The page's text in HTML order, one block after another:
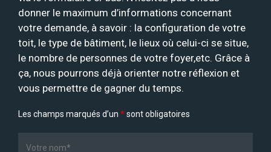
donner le maximum d’informations concernant
votre demande, à savoir : la configuration de votre
toit, le type de bâtiment, le lieux où celui-ci se situe,
le nombre de personnes de votre foyer,etc. Grâce à
ça, nous pourrons déjà orienter notre réflexion et
vous permettre de gagner du temps.
Les champs marqués d’un *sont obligatoires